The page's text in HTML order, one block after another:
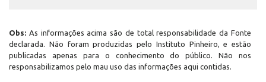
Obs: As informações acima são de total responsabilidade da Fonte
declarada. Não foram produzidas pelo Instituto Pinheiro, e estão
publicadas apenas para o conhecimento do público. Não nos
responsabilizamos pelo mau uso das informações aqui contidas.